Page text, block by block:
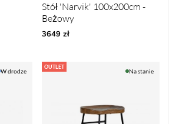
Stół 'Narvik' 100x200cm -
Beżowy
3649 zł
W drodze
OUTLET
Na stanie